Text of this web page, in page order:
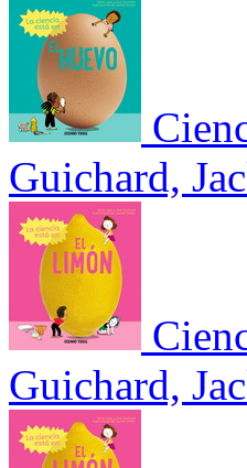
Guichard,
Guichard,